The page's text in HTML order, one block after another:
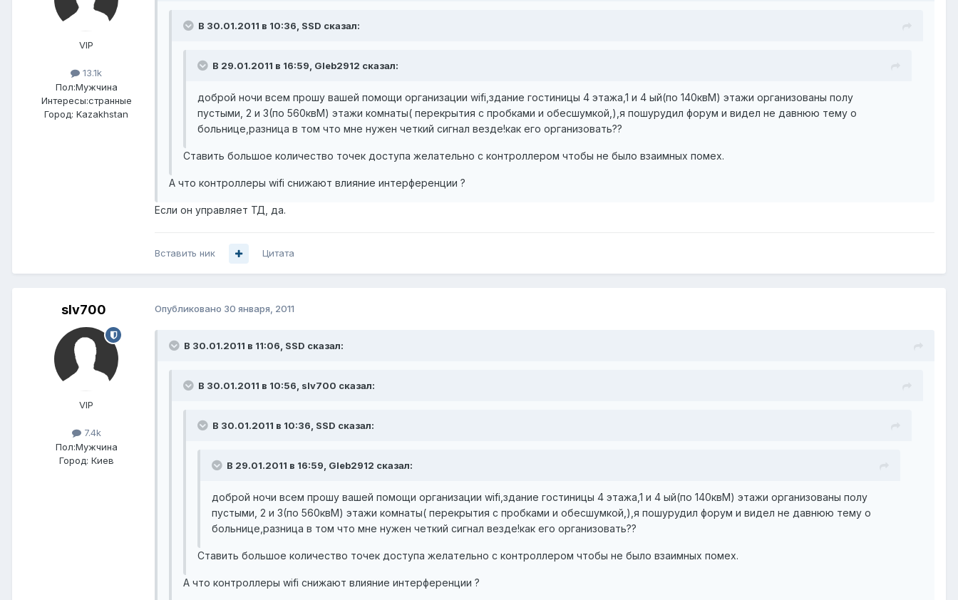
VIP
13.1k
Пол:Мужчина
Интересы:странные
Город: Kazakhstan
В 30.01.2011 в 10:36, SSD сказал:
В 29.01.2011 в 16:59, Gleb2912 сказал:
доброй ночи всем прошу вашей помощи организации wifi,здание гостиницы 4 этажа,1 и 4 ый(по 140квМ) этажи организованы полу
пустыми, 2 и 3(по 560квМ) этажи комнаты( перекрытия с пробками и обесшумкой,),я пошурудил форум и видел не давнюю тему о
больнице,разница в том что мне нужен четкий сигнал везде!как его организовать??
Ставить большое количество точек доступа желательно с контроллером чтобы не было взаимных помех.
А что контроллеры wifi снижают влияние интерференции ?
Если он управляет ТД, да.
Вставить ник Цитата
slv700
VIP
7.4k
Пол:Мужчина
Город: Киев
Опубликовано 30 января, 2011
В 30.01.2011 в 11:06, SSD сказал:
В 30.01.2011 в 10:56, slv700 сказал:
В 30.01.2011 в 10:36, SSD сказал:
В 29.01.2011 в 16:59, Gleb2912 сказал:
доброй ночи всем прошу вашей помощи организации wifi,здание гостиницы 4 этажа,1 и 4 ый(по 140квМ) этажи организованы полу
пустыми, 2 и 3(по 560квМ) этажи комнаты( перекрытия с пробками и обесшумкой,),я пошурудил форум и видел не давнюю тему о
больнице,разница в том что мне нужен четкий сигнал везде!как его организовать??
Ставить большое количество точек доступа желательно с контроллером чтобы не было взаимных помех.
А что контроллеры wifi снижают влияние интерференции ?